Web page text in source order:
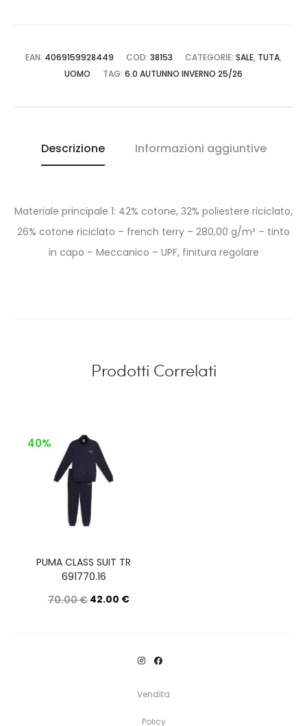
EAN: 4069159928449 COD: 38153 CATEGORIE: SALE, TUTA,
UOMO
TAG: 6.0 AUTUNNO INVERNO 25/26
Descrizione Informazioni aggiuntive
Materiale principale 1: 42% cotone, 32% poliestere riciclato,
26% cotone riciclato – french terry – 280,00 g/m² – tinto
in capo – Meccanico – UPF, finitura regolare
Prodotti Correlati
40%
PUMA CLASS SUIT TR
691770.16
70.00€ 42.00 €
Vendita
Policy